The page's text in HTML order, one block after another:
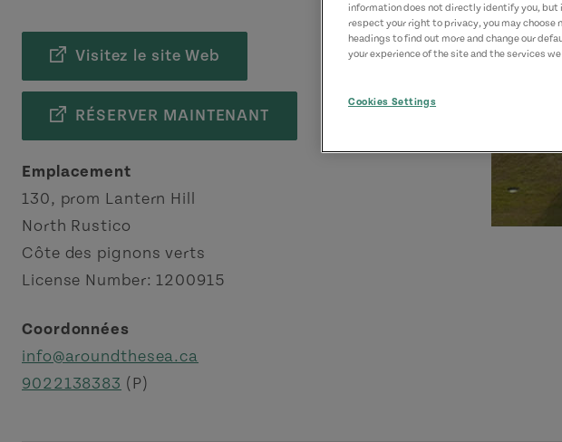
Visitez le site Web
RÉSERVER MAINTENANT
Emplacement
130, prom Lantern Hill
North Rustico
Côte des pignons verts
License Number: 1200915
Coordonnées
info@aroundthesea.ca
9022138383 (P)
information does not directly identify you, but
respect your right to privacy, you may
headings to find out more and change our
your experience of the site and the services
Cookies Settings